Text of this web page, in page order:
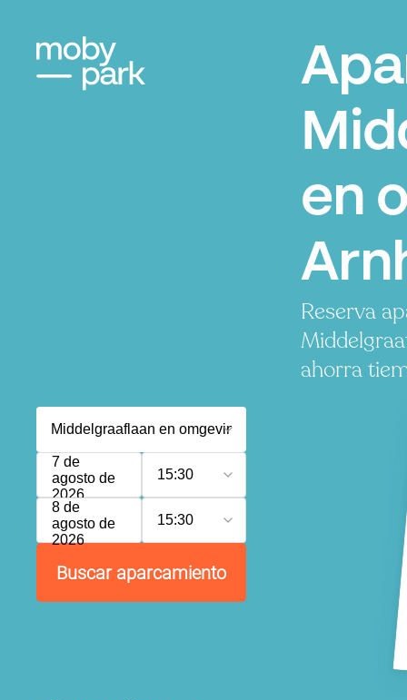
en
Reserva
ahorra
7 de
agosto de
2026
15:30
8 de
agosto de
2026
15:30
Buscar aparcamiento